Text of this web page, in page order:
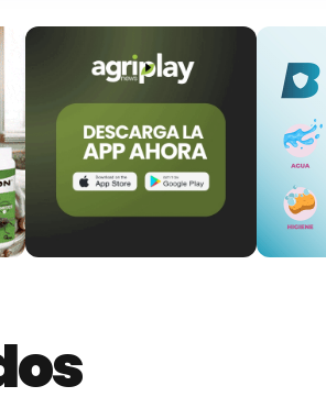
y el control sanitario del
y adaptarse a las
Pesca y Alimentación
su uso seavoluntario
,
que puedan generar